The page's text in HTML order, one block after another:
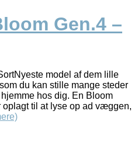
Gen.4 –
model af dem lille
du kan stille mange steder
hos dig. En Bloom
til at lyse op ad væggen,